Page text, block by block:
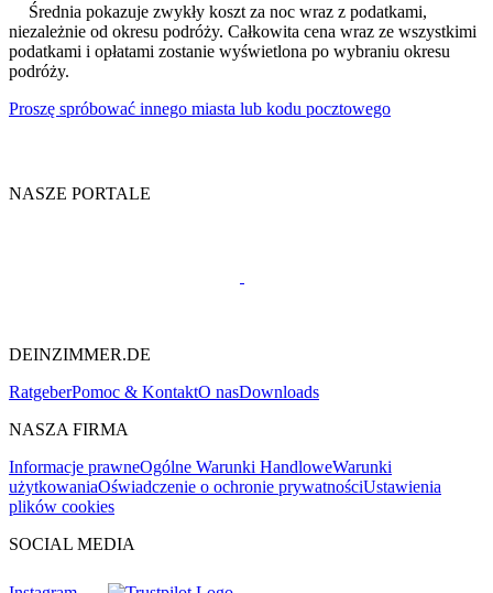
Średnia pokazuje zwykły koszt za noc wraz z podatkami,
niezależnie od okresu podróży. Całkowita cena wraz ze wszystkimi
podatkami i opłatami zostanie wyświetlona po wybraniu okresu
podróży.
Proszę spróbować innego miasta lub kodu pocztowego
NASZE PORTALE
DEINZIMMER.DE
RatgeberPomoc & KontaktO nasDownloads
NASZA FIRMA
Informacje prawneOgólne Warunki HandloweWarunki
użytkowaniaOświadczenie o ochronie prywatnościUstawienia
plików cookies
SOCIAL MEDIA